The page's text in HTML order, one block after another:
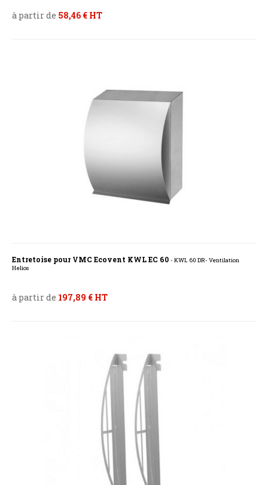
à partir de 58,46 € HT
Entretoise pour VMC Ecovent KWL EC 60 - KWL 60 DR- Ventilation
Helios
à partir de 197,89 € HT